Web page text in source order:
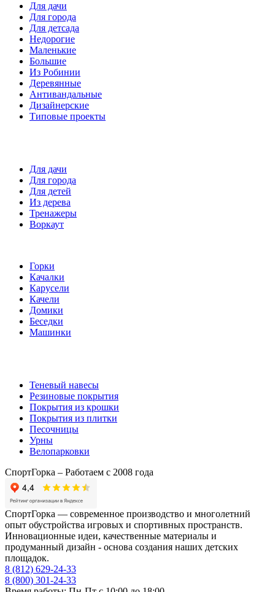
Для дачи
Для города
Для детсада
Недорогие
Маленькие
Большие
Из Робинии
Деревянные
Антивандальные
Дизайнерские
Типовые проекты
Для дачи
Для города
Для детей
Из дерева
Тренажеры
Воркаут
Горки
Качалки
Карусели
Качели
Домики
Беседки
Машинки
Теневый навесы
Резиновые покрытия
Покрытия из крошки
Покрытия из плитки
Песочницы
Урны
Велопарковки
СпортГорка – Работаем с 2008 года
СпортГорка — современное производство и многолетний
опыт обустройства игровых и спортивных пространств.
Инновационные идеи, качественные материалы и
продуманный дизайн - основа создания наших детских
площадок.
8 (812) 629-24-33
8 (800) 301-24-33